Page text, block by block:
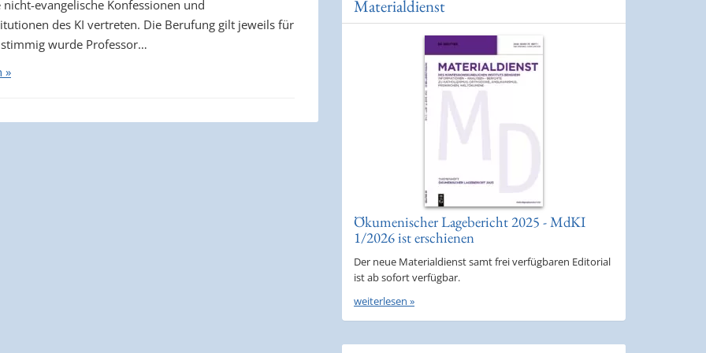
nicht-evangelische Konfessionen und
des KI vertreten. Die Berufung gilt jeweils für
wurde Professor…
»
Materialdienst
Ökumenischer Lagebericht 2025 - MdKI
1/2026 ist erschienen
Der neue Materialdienst samt frei verfügbaren Editorial
ist ab sofort verfügbar.
weiterlesen »